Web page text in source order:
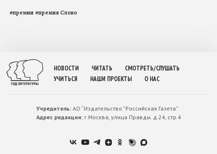
#премии #премия Слово
НОВОСТИ ЧИТАТЬ
СМОТРЕТЬ/СЛУШАТЬ
УЧИТЬСЯ
НАШИ ПРОЕКТЫ О НАС
Учредитель:АО “Издательство ”Российская Газета”
Адрес редакции:г.Москва, улица Правды. д.24, стр.4